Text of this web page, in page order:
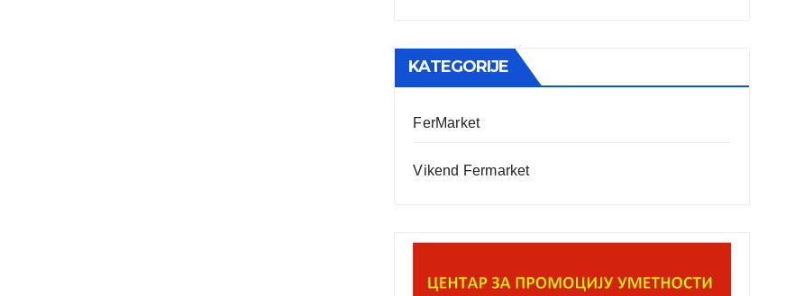
KATEGORIJE
FerMarket
Vikend Fermarket